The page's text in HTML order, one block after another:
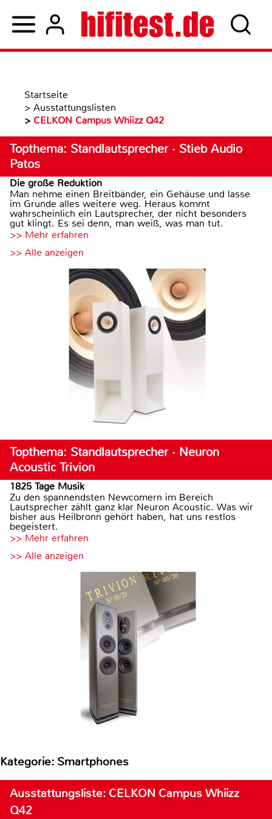
Startseite
> Ausstattungslisten
> CELKON Campus Whiizz Q42
Topthema: Standlautsprecher · Stieb Audio
Patos
Die große Reduktion
Man nehme einen Breitbänder, ein Gehäuse und lasse
im Grunde alles weitere weg. Heraus kommt
wahrscheinlich ein Lautsprecher, der nicht besonders
gut klingt. Es sei denn, man weiß, was man tut.
>> Mehr erfahren
>> Alle anzeigen
Topthema: Standlautsprecher · Neuron
Acoustic Trivion
1825 Tage Musik
Zu den spannendsten Newcomern im Bereich
Lautsprecher zählt ganz klar Neuron Acoustic. Was wir
bisher aus Heilbronn gehört haben, hat uns restlos
begeistert.
>> Mehr erfahren
>> Alle anzeigen
Kategorie: Smartphones
Ausstattungsliste: CELKON Campus Whiizz
Q42